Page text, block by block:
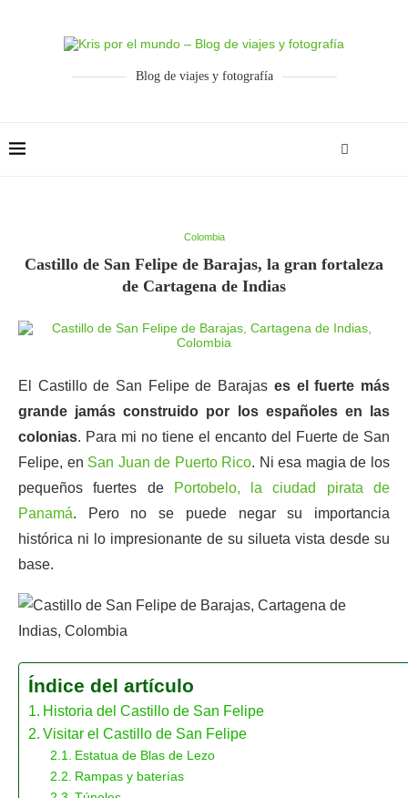
Blog de viajes y fotografía
Colombia
Castillo de San Felipe de Barajas, la gran fortaleza
de Cartagena de Indias
El Castillo de San Felipe de Barajas es el fuerte más
grande jamás construido por los españoles en las
colonias. Para mi no tiene el encanto del Fuerte de San
Felipe, en San Juan de Puerto Rico. Ni esa magia de los
pequeños fuertes de
Portobelo, la ciudad pirata de
Panamá. Pero no se puede negar su importancia
histórica ni lo impresionante de su silueta vista desde su
base.
Índice del artículo
Historia del Castillo de San Felipe
Visitar el Castillo de San Felipe
Estatua de Blas de Lezo
Rampas y baterías